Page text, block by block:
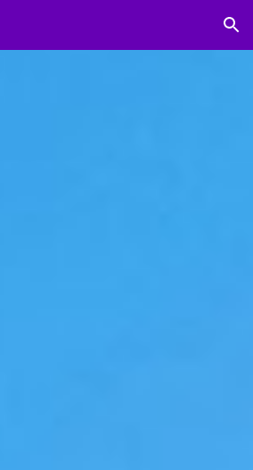
Skip to navigation